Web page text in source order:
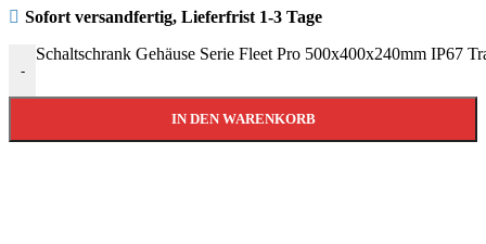
Sofort versandfertig, Lieferfrist 1-3 Tage
-
Schaltschrank Gehäuse Serie Fleet Pro 500x400x240mm IP67
IN DEN WARENKORB